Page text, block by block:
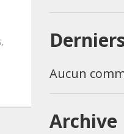
,
Aucun
Archive